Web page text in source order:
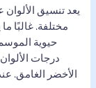
يعد تنسيق
مختلفة. غالبًا
حيوية
درجات
الأخضر الغامق.